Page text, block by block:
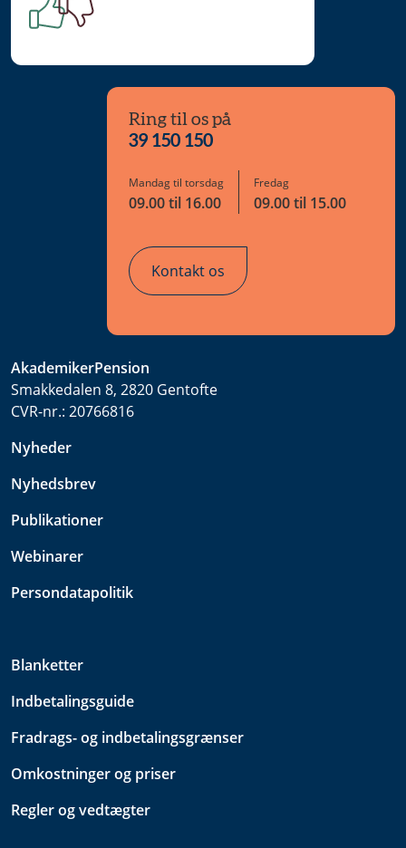
Ring til os på
39 150 150
Mandag til torsdag
09.00 til 16.00
Fredag
09.00 til 15.00
Kontakt os
AkademikerPension
Smakkedalen 8, 2820 Gentofte
CVR-nr.: 20766816
Nyheder
Nyhedsbrev
Publikationer
Webinarer
Persondatapolitik
Blanketter
Indbetalingsguide
Fradrags- og indbetalingsgrænser
Omkostninger og priser
Regler og vedtægter